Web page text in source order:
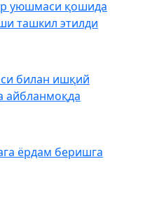
уюшмаси қошида
ташкил этилди
билан ишқий
айбланмоқда
ёрдам беришга